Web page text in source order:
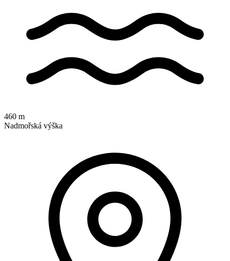
460 m
Nadmořská výška